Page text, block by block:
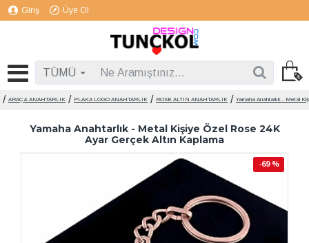
Giriş Üye Ol
TÜMÜ
ARAÇ & ANAHTARLIK PLAKA LOGO ANAHTARLIK ROSE ALTIN ANAHTARLIK Yamaha Anahtarlık - Metal
Yamaha Anahtarlık - Metal Kişiye Özel Rose 24K
Ayar Gerçek Altın Kaplama
-69 %